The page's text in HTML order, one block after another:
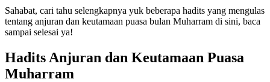
Sahabat, cari tahu selengkapnya yuk beberapa hadits yang mengulas
tentang anjuran dan keutamaan puasa bulan Muharram di sini, baca
sampai selesai ya!
Hadits Anjuran dan Keutamaan Puasa
Muharram